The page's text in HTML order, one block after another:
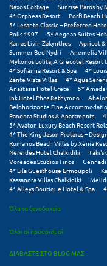
Σούνιο
Σπάρτη
Σπέτσες
Σποράδες
Σύβοτα
Σύμη
Σύρος
Σχοινούσα
Naxos Cottage
Sunrise Paros by
4* Orpheas Resort
Porfi Beach
5* Lesante Classic – Preferred
Polis 1907
5* Aegean Suites
Karras Livin Zakynthos
Apricot &
Summer Bed Nydri
Anemelia
Mykonos Lolita, A Grecotel Resort
4* Sofianna Resort & Spa
4*
Zante Vista Villas
4* Aqua
Anastasia Hotel Crete
5* Amada
Ink Hotel Phos Rethymno
Belohorizonte Fine
Pandora Studios & Apartments
5* Avaton Luxury Beach Resort
4* The King Jason Protaras –
Romanos Beach Villas by Xenia
Nereides Hotel Chalkidiki
Taki's
Voreades Studios Tinos
4* Lila Guesthouse Ermoupoli
Kassandra Villas Chalkidiki
4* Alleys Boutique Hotel & Spa
Όλα τα ξενοδοχεία
Όλοι οι προορισμοί
ΔΙΑΒΑΣΤΕ ΣΤΟ BLOG ΜΑΣ